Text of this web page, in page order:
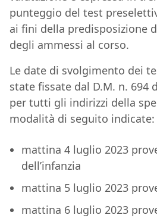
punteggio del test
ai fini della predisposizione
degli ammessi al corso.
Le date di svolgimento dei
state fissate dal D.M. n. 694
per tutti gli indirizzi della
modalità di seguito indicate:
mattina 4 luglio 2023
dell’infanzia
mattina 5 luglio 2023
mattina 6 luglio 2023